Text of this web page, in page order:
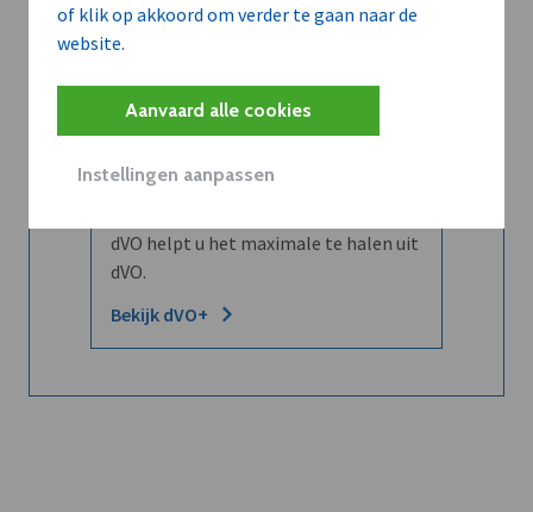
of klik op akkoord om verder te gaan naar de
website.
Aanvaard alle cookies
Instellingen aanpassen
Abboneer
kent?
dVO helpt u het maximale te halen uit
dVO.
Bekijk dVO+